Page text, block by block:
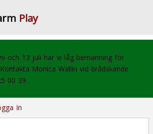
Play
och 13 juli har vi låg bemanning för
Monica Wallin vid brådskande
00 39.
In